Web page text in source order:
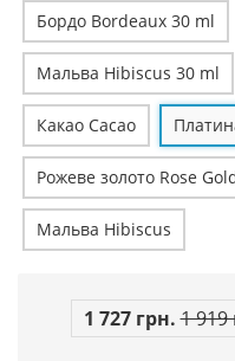
Бордо Bordeaux 30 ml
Мальва Hibiscus 30 ml
Какао Cacao
Рожеве золото Rose
Мальва Hibiscus
1 727 грн. 1 919